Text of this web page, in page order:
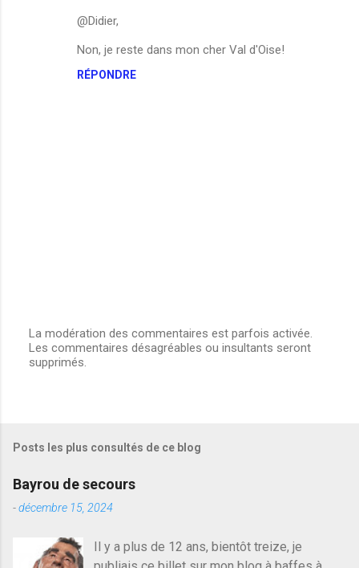
@Didier,
Non, je reste dans mon cher Val d'Oise!
RÉPONDRE
E
n
t
e
r
u
La modération des commentaires est parfois activée.
Les commentaires désagréables ou insultants seront
supprimés.
Posts les plus consultés de ce blog
Bayrou de secours
-décembre 15, 2024
Il y a plus de 12 ans, bientôt treize, je